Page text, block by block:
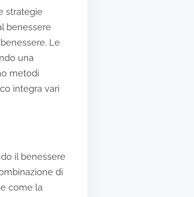
strategie
benessere
Le
una
metodi
integra vari
il benessere
di
come la